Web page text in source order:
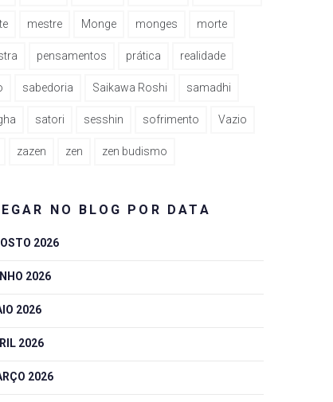
mestre Monge monges morte
pensamentos prática realidade
sabedoria Saikawa Roshi samadhi
satori sesshin sofrimento Vazio
zazen zen zen budismo
NO BLOG POR DATA
2026
2026
2026
2026
2026